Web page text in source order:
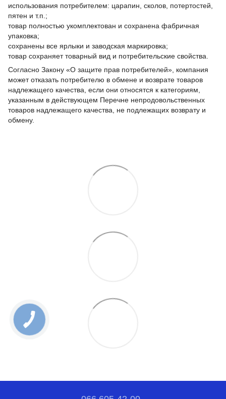
использования потребителем: царапин, сколов, потертостей,
пятен и т.п.;
товар полностью укомплектован и сохранена фабричная
упаковка;
сохранены все ярлыки и заводская маркировка;
товар сохраняет товарный вид и потребительские свойства.
Согласно Закону «О защите прав потребителей», компания
может отказать потребителю в обмене и возврате товаров
надлежащего качества, если они относятся к категориям,
указанным в действующем Перечне непродовольственных
товаров надлежащего качества, не подлежащих возврату и
обмену.